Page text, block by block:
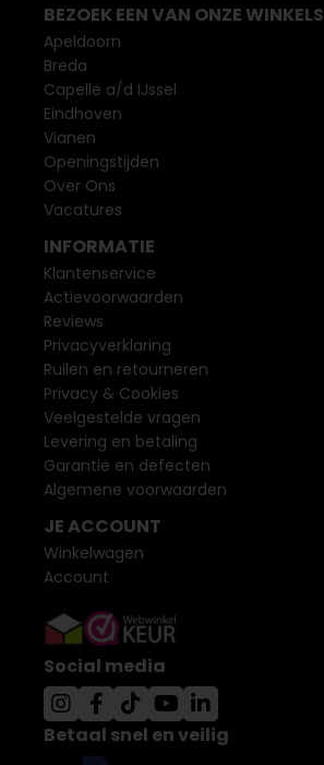
BEZOEK EEN VAN ONZE WINKELS
Apeldoorn
Breda
Capelle a/d IJssel
Eindhoven
Vianen
Openingstijden
Over Ons
Vacatures
INFORMATIE
Klantenservice
Actievoorwaarden
Reviews
Privacyverklaring
Ruilen en retourneren
Privacy & Cookies
Veelgestelde vragen
Levering en betaling
Garantie en defecten
Algemene voorwaarden
JE ACCOUNT
Winkelwagen
Account
Social media
Betaal snel en veilig